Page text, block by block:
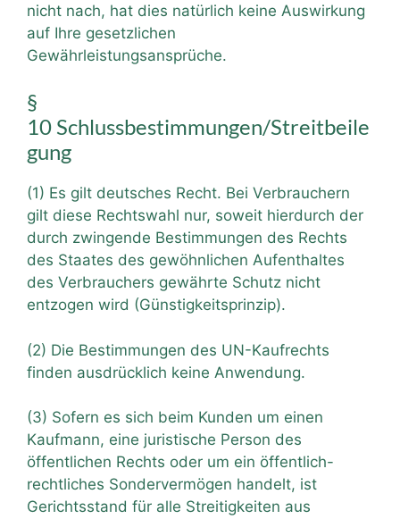
nicht nach, hat dies natürlich keine Auswirkung
auf Ihre gesetzlichen
Gewährleistungsansprüche.
§
10 Schlussbestimmungen/Streitbeile
gung
(1) Es gilt deutsches Recht. Bei Verbrauchern
gilt diese Rechtswahl nur, soweit hierdurch der
durch zwingende Bestimmungen des Rechts
des Staates des gewöhnlichen Aufenthaltes
des Verbrauchers gewährte Schutz nicht
entzogen wird (Günstigkeitsprinzip).
(2) Die Bestimmungen des UN-Kaufrechts
finden ausdrücklich keine Anwendung.
(3) Sofern es sich beim Kunden um einen
Kaufmann, eine juristische Person des
öffentlichen Rechts oder um ein öffentlich-
rechtliches Sondervermögen handelt, ist
Gerichtsstand für alle Streitigkeiten aus